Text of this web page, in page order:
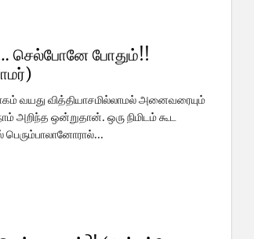
செல்போனே போதும்!!
வயது வித்தியாசமில்லாமல் அனைவரையும்
அறிந்த ஒன்றுதான். ஒரு நிமிடம் கூட